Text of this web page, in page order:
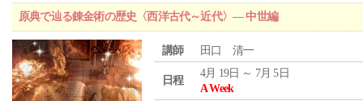
原典で辿る錬金術の歴史〈西洋古代～近代〉― 中世編
講師 田口 清一
日程
4月 19日 ～ 7月 5日
A Week